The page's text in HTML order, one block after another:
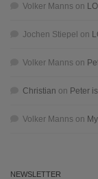
Volker Manns on
Jochen Stiepel on
Volker Manns on
Christian on Peter
Volker Manns on
NEWSLETTER